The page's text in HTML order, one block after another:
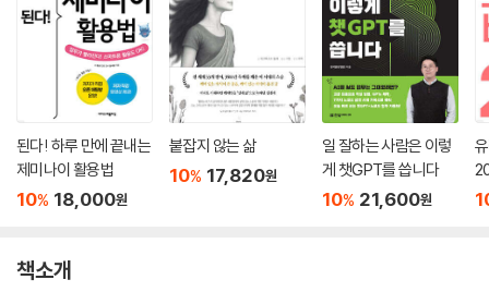
된다! 하루 만에 끝내는
제미나이 활용법
10% 18,000원
붙잡지 않는 삶
10% 17,820원
일 잘하는 사람은 이렇
게 챗GPT를 씁니다
10% 21,600원
책소개